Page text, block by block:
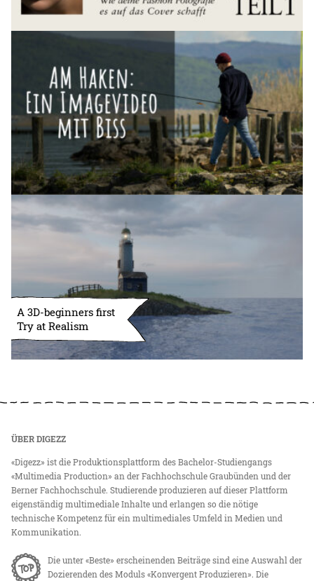
A 3D-beginners first
Try at Realism
ÜBER DIGEZZ
«Digezz» ist die Produktionsplattform des Bachelor-Studiengangs
«Multimedia Production» an der Fachhochschule Graubünden und der
Berner Fachhochschule. Studierende produzieren auf dieser Plattform
eigenständig multimediale Inhalte und erlangen so die nötige
technische Kompetenz für ein multimediales Umfeld in Medien und
Kommunikation.
Die unter «Beste» erscheinenden Beiträge sind eine Auswahl der
Dozierenden des Moduls «Konvergent Produzieren». Die